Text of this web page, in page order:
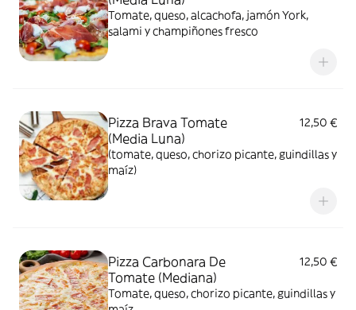
Tomate, queso, alcachofa, jamón York,
salami y champiñones fresco
Pizza Brava Tomate
(Media Luna)
12,50 €
(tomate, queso, chorizo picante, guindillas y
maíz)
Pizza Carbonara De
Tomate (Mediana)
12,50 €
Tomate, queso, chorizo picante, guindillas y